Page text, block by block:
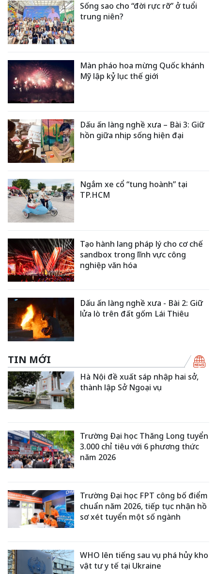
Sống sao cho “đời rực rỡ” ở tuổi
trung niên?
Màn pháo hoa mừng Quốc khánh
Mỹ lập kỷ lục thế giới
Dấu ấn làng nghề xưa – Bài 3: Giữ
hồn giữa nhịp sống hiện đại
Ngắm xe cổ “tung hoành” tại
TP.HCM
Tạo hành lang pháp lý cho cơ chế
sandbox trong lĩnh vực công
nghiệp văn hóa
Dấu ấn làng nghề xưa - Bài 2: Giữ
lửa lò trên đất gốm Lái Thiêu
TIN MỚI
Hà Nội đề xuất sáp nhập hai sở,
thành lập Sở Ngoại vụ
Trường Đại học Thăng Long tuyển
3.000 chỉ tiêu với 6 phương thức
năm 2026
Trường Đại học FPT công bố điểm
chuẩn năm 2026, tiếp tục nhận hồ
sơ xét tuyển một số ngành
WHO lên tiếng sau vụ phá hủy kho
vật tư y tế tại Ukraine